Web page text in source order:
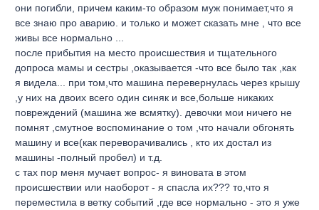
они погибли, причем каким-то образом муж понимает,что я
все знаю про аварию. и только и может сказать мне , что все
живы все нормально ...
после прибытия на место происшествия и тщательного
допроса мамы и сестры ,оказывается -что все было так ,как
я видела... при том,что машина перевернулась через крышу
,у них на двоих всего один синяк и все,больше никаких
повреждений (машина же всмятку). девочки мои ничего не
помнят ,смутное воспоминание о том ,что начали обгонять
машину и все(как переворачивались , кто их достал из
машины -полный пробел) и т.д.
с тах пор меня мучает вопрос- я виновата в этом
происшествии или наоборот - я спасла их??? то,что я
переместила в ветку событий ,где все нормально - это я уже